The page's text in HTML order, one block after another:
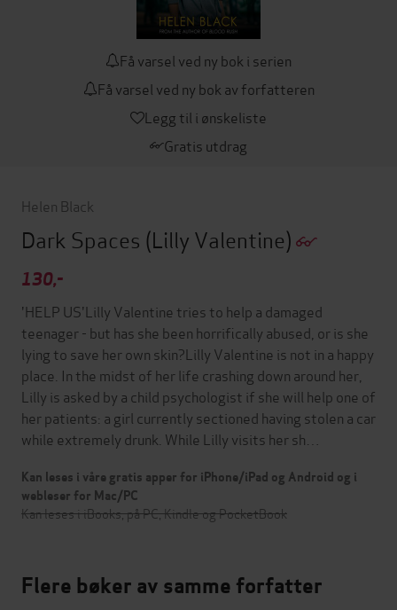
Få varsel ved ny bok i serien
Få varsel ved ny bok av forfatteren
Legg til i ønskeliste
Gratis utdrag
Helen Black
Dark Spaces (Lilly Valentine)
130,-
'HELP US'Lilly Valentine tries to help a damaged
teenager - but has she been horrifically abused, or is she
lying to save her own skin?Lilly Valentine is not in a happy
place. In the midst of her life crashing down around her,
Lilly is asked by a child psychologist if she will help one of
her patients: a girl currently sectioned having stolen a car
while extremely drunk. While Lilly visits her sh…
Kan leses i våre gratis apper for iPhone/iPad og Android og i
webleser for Mac/PC
Kan leses i iBooks, på PC, Kindle og PocketBook
Flere bøker av samme forfatter